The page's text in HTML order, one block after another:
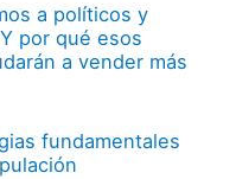
a políticos y
por qué esos
a vender más
fundamentales